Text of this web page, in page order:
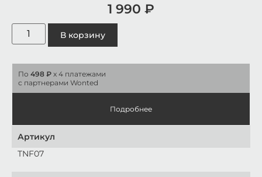
1 990 ₽
В корзину
По 498 ₽ x 4 платежами
с партнерами Wonted
Подробнее
Артикул
TNF07